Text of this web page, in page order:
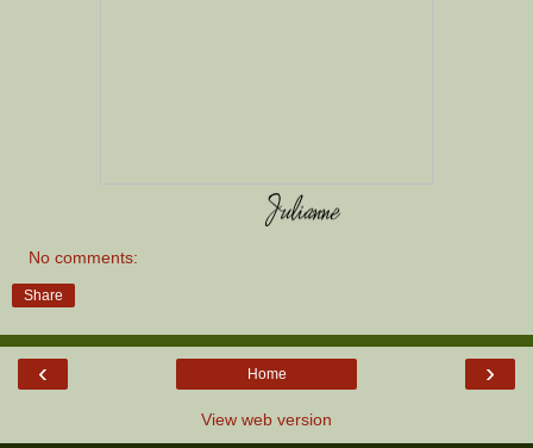
No comments:
Share
‹ ›
Home
View web version